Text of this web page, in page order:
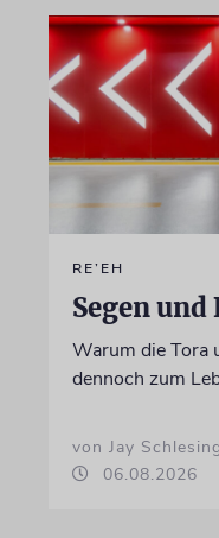
RE’EH
Segen und
Warum die Tora
dennoch zum
von Jay
06.08.2026